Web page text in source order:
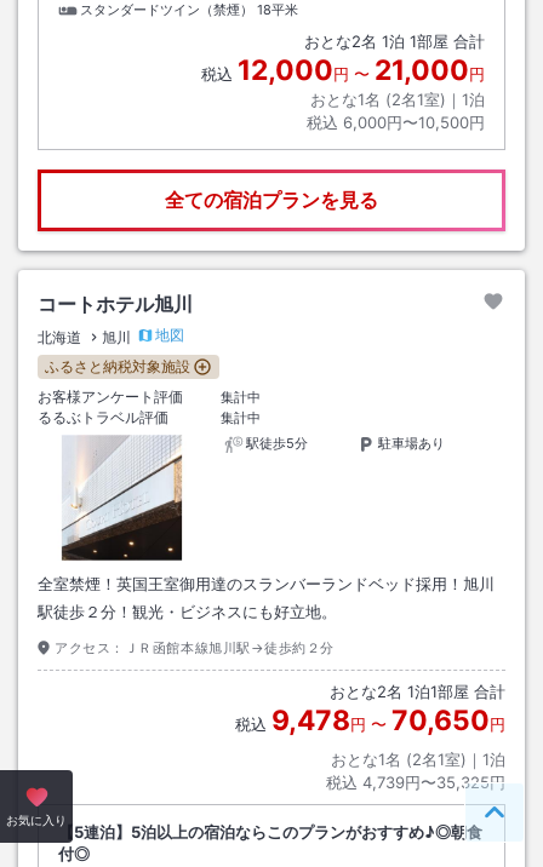
スタンダードツイン（禁煙）
18平米
おとな2名 1泊 1部屋 合計
税込 12,000円 〜 21,000円
おとな1名 (2名1室)｜ 1泊
税込 6,000円〜10,500円
全ての宿泊プランを見る
コートホテル旭川
北海道 旭川
地図
ふるさと納税対象施設
お客様アンケート評価
集計中
るるぶトラベル評価
集計中
駅徒歩5分
駐車場あり
全室禁煙！英国王室御用達のスランバーランドベッド採用！旭川
駅徒歩２分！観光・ビジネスにも好立地。
アクセス： ＪＲ函館本線旭川駅→徒歩約２分
おとな2名 1泊1部屋 合計
税込 9,478円 〜 70,650円
おとな1名 (2名1室)｜ 1泊
税込 4,739円〜35,325円
【5連泊】5泊以上の宿泊ならこのプランがおすすめ♪◎朝食
付◎
お気に入り ペー